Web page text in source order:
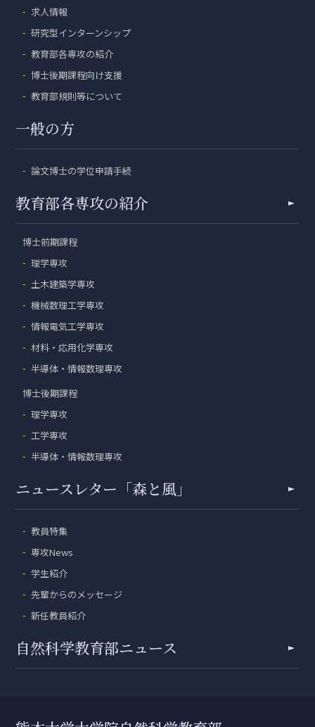
求人情報
研究型インターンシップ
教育部各専攻の紹介
博士後期課程向け支援
教育部規則等について
一般の方
論文博士の学位申請手続
教育部各専攻の紹介
博士前期課程
理学専攻
土木建築学専攻
機械数理工学専攻
情報電気工学専攻
材料・応用化学専攻
半導体・情報数理専攻
博士後期課程
理学専攻
工学専攻
半導体・情報数理専攻
ニュースレター「森と風」
教員特集
専攻News
学生紹介
先輩からのメッセージ
新任教員紹介
自然科学教育部ニュース